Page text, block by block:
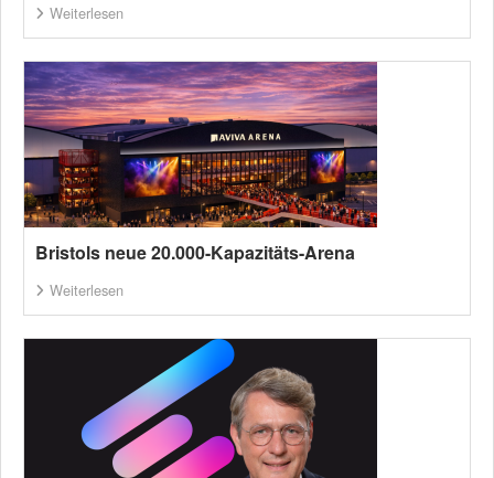
Weiterlesen
Bristols neue 20.000-Kapazitäts-Arena
Weiterlesen